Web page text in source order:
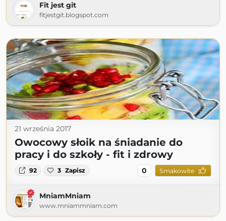
Fit jest git
fitjestgit.blogspot.com
21 września 2017
Owocowy słoik na śniadanie do
pracy i do szkoły - fit i zdrowy
92 3 Zapisz 0 Smakowite
MniamMniam
www.mniammniam.com